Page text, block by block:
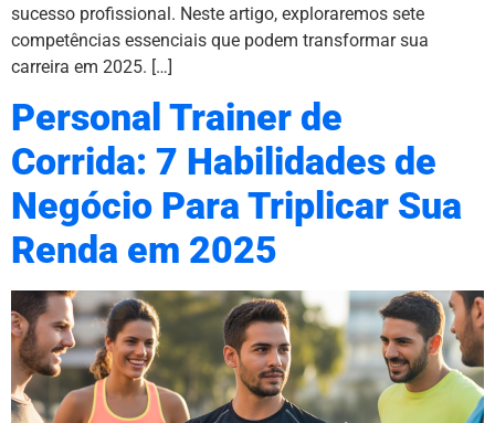
sucesso profissional. Neste artigo, exploraremos sete
competências essenciais que podem transformar sua
carreira em 2025. […]
Personal Trainer de
Corrida: 7 Habilidades de
Negócio Para Triplicar Sua
Renda em 2025